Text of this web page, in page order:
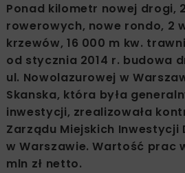
Ponad kilometr nowej drogi,
rowerowych, nowe rondo, 2
krzewów, 16 000 m kw.
od stycznia 2014 r. budowa
ul. Nowolazurowej w
Skanska, która była
inwestycji, zrealizowała
Zarządu Miejskich Inwestycji
w Warszawie. Wartość prac
mln zł netto.